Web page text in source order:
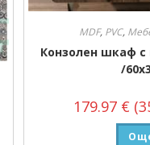
MDF, PVC,
Конзолен шкаф с
/
179.97 €